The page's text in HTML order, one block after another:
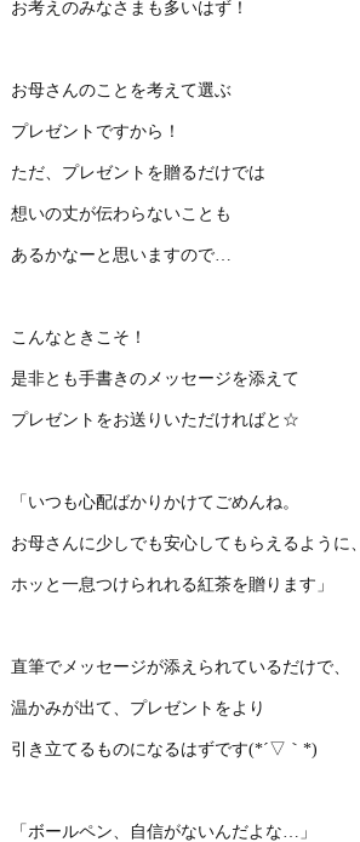
お考えのみなさまも多いはず！
お母さんのことを考えて選ぶ
プレゼントですから！
ただ、プレゼントを贈るだけでは
想いの丈が伝わらないことも
あるかなーと思いますので…
こんなときこそ！
是非とも手書きのメッセージを添えて
プレゼントをお送りいただければと☆
「いつも心配ばかりかけてごめんね。
お母さんに少しでも安心してもらえるように、
ホッと一息つけられれる紅茶を贈ります」
直筆でメッセージが添えられているだけで、
温かみが出て、プレゼントをより
引き立てるものになるはずです(*´▽｀*)
「ボールペン、自信がないんだよな…」